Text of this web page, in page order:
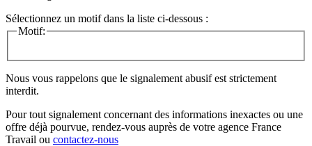
Sélectionnez un motif dans la liste ci-dessous :
Motif:
Nous vous rappelons que le signalement abusif est strictement
interdit.
Pour tout signalement concernant des informations inexactes ou une
offre déjà pourvue, rendez-vous auprès de votre agence France
Travail ou contactez-nous